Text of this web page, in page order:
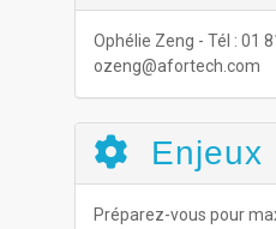
Ophélie Zeng - Tél : 01
ozeng@afortech.com
Enjeux
Préparez-vous pour